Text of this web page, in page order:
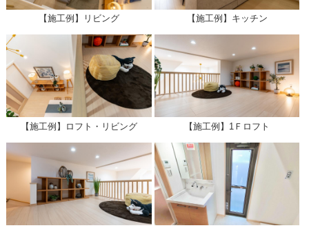
【施工例】リビング 【施工例】キッチン
【施工例】ロフト・リビング 【施工例】1Ｆロフト